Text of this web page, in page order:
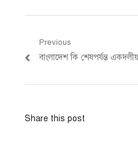
Post
navigation
Previous
Previous
বাংলাদেশ কি শেষপর্যন্ত
Share this post